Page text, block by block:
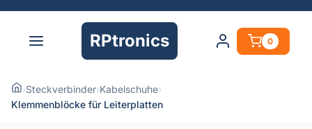
RPtronics 0
›Steckverbinder›Kabelschuhe›
Klemmenblöcke für Leiterplatten